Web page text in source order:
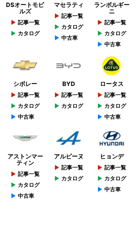
DSオートモビ
ルズ
記事一覧
カタログ
マセラティ
記事一覧
カタログ
中古車
ランボルギー
ニ
記事一覧
カタログ
中古車
シボレー
記事一覧
カタログ
中古車
BYD
記事一覧
カタログ
ロータス
記事一覧
カタログ
中古車
アストンマー
ティン
記事一覧
カタログ
中古車
アルピーヌ
記事一覧
カタログ
ヒョンデ
記事一覧
カタログ
中古車